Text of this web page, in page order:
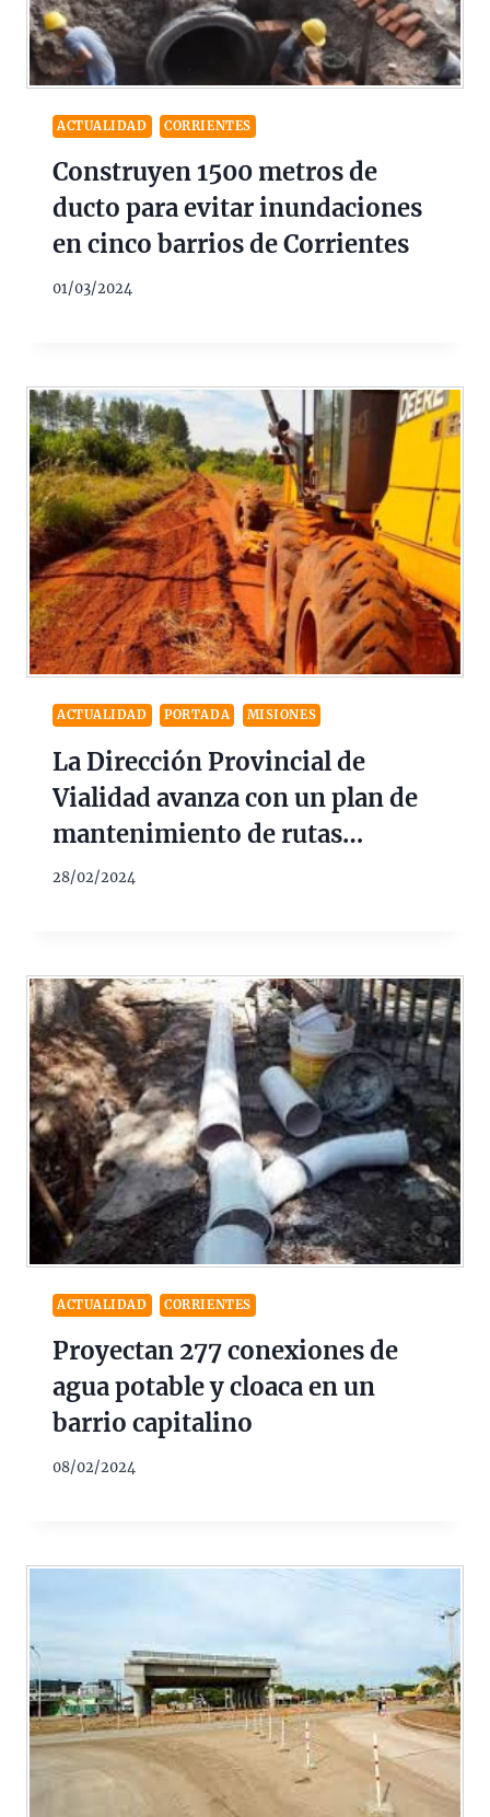
ACTUALIDAD CORRIENTES
Construyen 1500 metros de
ducto para evitar inundaciones
en cinco barrios de Corrientes
01/03/2024
ACTUALIDAD PORTADA MISIONES
La Dirección Provincial de
Vialidad avanza con un plan de
mantenimiento de rutas
provinciales y caminos terrados
28/02/2024
ACTUALIDAD CORRIENTES
Proyectan 277 conexiones de
agua potable y cloaca en un
barrio capitalino
08/02/2024